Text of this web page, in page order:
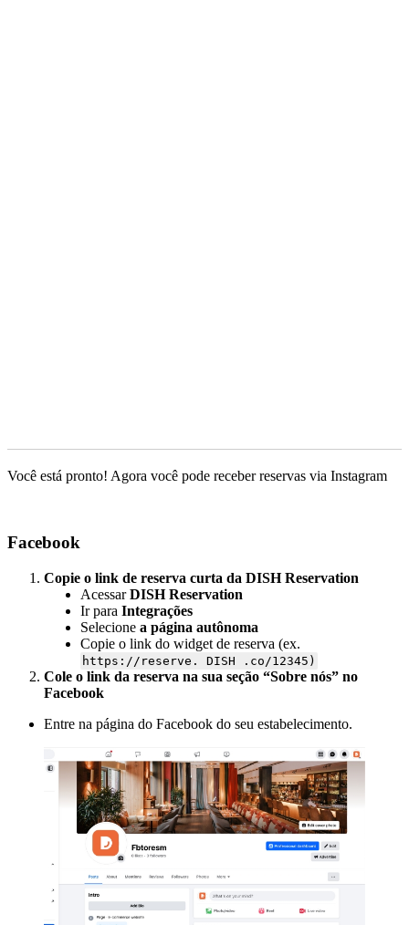
Você está pronto! Agora você pode receber reservas via Instagram
Facebook
Copie o link de reserva curta da DISH Reservation
AcessarDISH Reservation
Ir para Integrações
Selecione a página autônoma
Copie o link do widget de reserva (ex.
https://reserve. DISH .co/12345)
Cole o link da reserva na sua seção “Sobre nós” no
Facebook
Entre na página do Facebook do seu estabelecimento.